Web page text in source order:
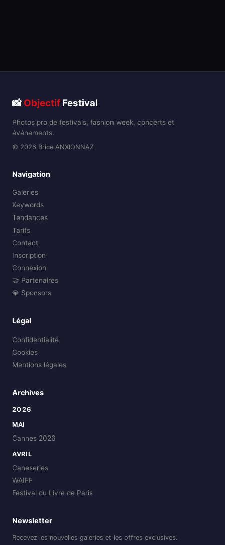
📸Objectif Festival
Photos pro de festivals, fashion week, concerts et
événements.
© 2026 Brice ANXIONNAZ
Navigation
Galeries
Keywords
Tendances
Tarifs
Contact
Inscription
Connexion
🤝 Partenaires
💎 Sponsors
Légal
Confidentialité
Cookies
Mentions légales
Archives
2026
MAI
Cannes 2026
AVRIL
Caneseries
WAIFF
Festival du Livre de Paris
Newsletter
Recevez les nouvelles galeries et les offres exclusives.